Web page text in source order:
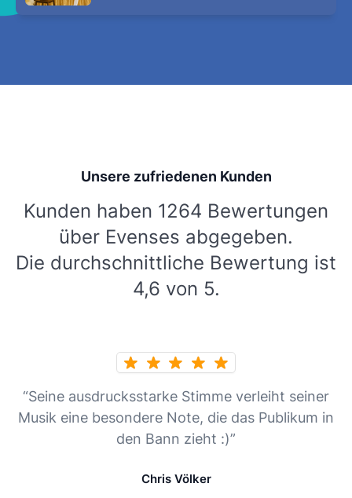
Unsere zufriedenen Kunden
Kunden haben 1264 Bewertungen
über Evenses abgegeben.
Die durchschnittliche Bewertung ist
4,6 von 5.
“Seine ausdrucksstarke Stimme verleiht seiner
Musik eine besondere Note, die das Publikum in
den Bann zieht :)”
Chris Völker